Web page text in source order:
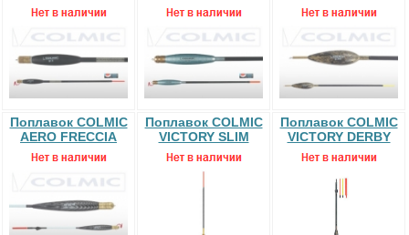
Поплавок COLMIC
AERO FRECCIA
Поплавок COLMIC
VICTORY SLIM
Поплавок COLMIC
VICTORY DERBY